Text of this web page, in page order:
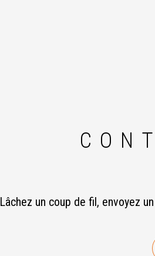
Lâchez un coup de fil, envoyez